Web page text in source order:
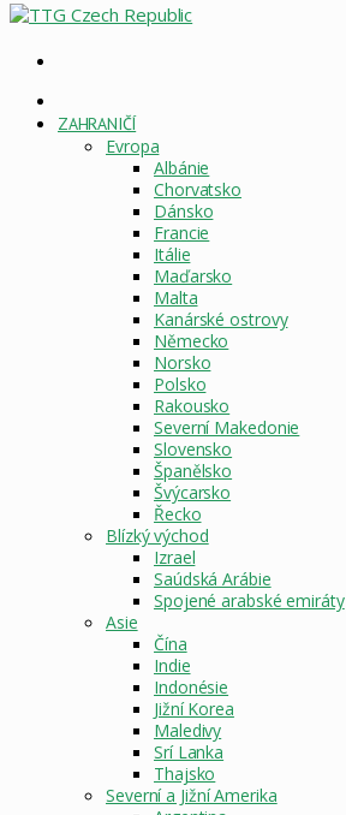
STRÁNKA
ZAHRANIČÍ
Evropa
Albánie
Chorvatsko
Dánsko
Francie
Itálie
Maďarsko
Malta
Kanárské ostrovy
Německo
Norsko
Polsko
Rakousko
Severní Makedonie
Slovensko
Španělsko
Švýcarsko
Řecko
Blízký východ
Izrael
Saúdská Arábie
Spojené arabské emiráty
Asie
Čína
Indie
Indonésie
Jižní Korea
Maledivy
Srí Lanka
Thajsko
Severní a Jižní Amerika